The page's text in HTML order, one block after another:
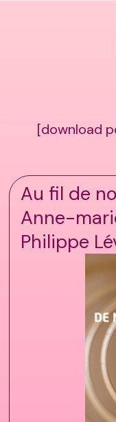
[download
Au fil de
Anne-
Philippe